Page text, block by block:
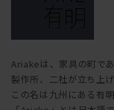
Ariakeは、家具の町で
製作所、二社が立ち上
この名は九州にある有